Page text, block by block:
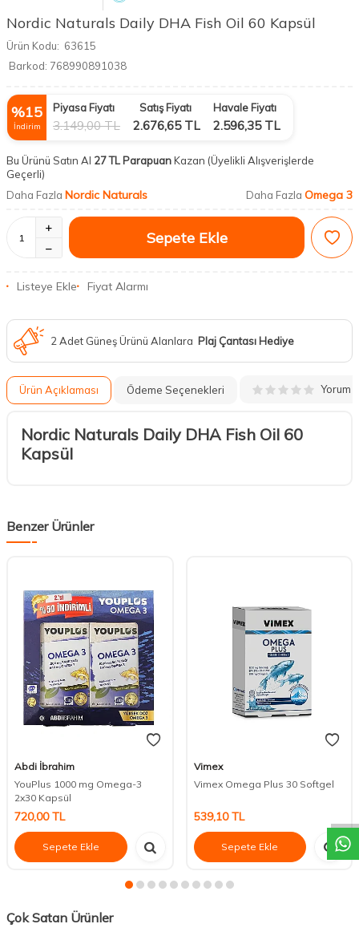
Nordic Naturals Daily DHA Fish Oil 60 Kapsül
Ürün Kodu: 63615
Barkod: 768990891038
%15
İndirim
Piyasa Fiyatı
3.149,00TL
Satış Fiyatı
2.676,65TL
Havale Fiyatı
2.596,35TL
Bu Ürünü Satın Al 27 TL ParapuanKazan (Üyelikli Alışverişlerde
Geçerli)
Daha Fazla Nordic Naturals Daha Fazla Omega 3
Sepete Ekle
Listeye Ekle Fiyat Alarmı
2 Adet Güneş Ürünü Alanlara Plaj Çantası Hediye
Ürün Açıklaması Ödeme Seçenekleri Yorum
Nordic Naturals Daily DHA Fish Oil 60
Kapsül
Benzer Ürünler
Abdi İbrahim
YouPlus 1000 mg Omega-3
2x30 Kapsül
720,00TL
Sepete Ekle
Vimex
Vimex Omega Plus 30 Softgel
539,10TL
Sepete Ekle
Çok Satan Ürünler